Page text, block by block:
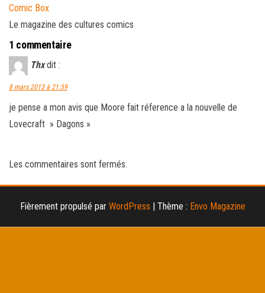
Comic Box
Le magazine des cultures comics
1 commentaire
Thx dit :
8 mars 2013 à 21:59
je pense a mon avis que Moore fait réference a la nouvelle de
Lovecraft » Dagons »
Les commentaires sont fermés.
Fièrement propulsé par WordPress | Thème : Envo Magazine